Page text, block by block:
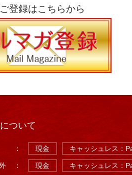
登録はこちらから
ついて
： 現金 キャッシュレス：
： 現金 キャッシュレス：